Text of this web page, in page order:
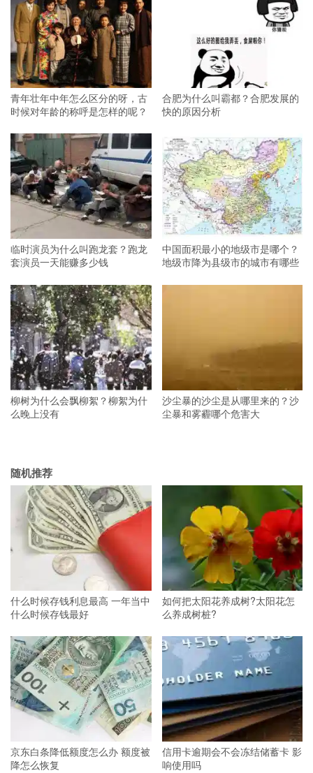
青年壮年中年怎么区分的呀，古
时候对年龄的称呼是怎样的呢？
合肥为什么叫霸都？合肥发展的
快的原因分析
临时演员为什么叫跑龙套？跑龙
套演员一天能赚多少钱
中国面积最小的地级市是哪个？
地级市降为县级市的城市有哪些
柳树为什么会飘柳絮？柳絮为什
么晚上没有
沙尘暴的沙尘是从哪里来的？沙
尘暴和雾霾哪个危害大
随机推荐
什么时候存钱利息最高 一年当中
什么时候存钱最好
如何把太阳花养成树?太阳花怎
么养成树桩?
京东白条降低额度怎么办 额度被
降怎么恢复
信用卡逾期会不会冻结储蓄卡 影
响使用吗